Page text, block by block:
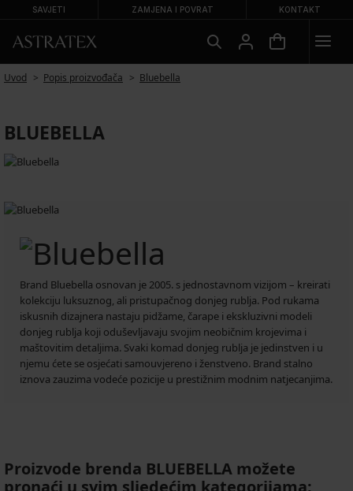
SAVJETI ZAMJENA I POVRAT KONTAKT
Uvod Popis proizvođača Bluebella
BLUEBELLA
Brand Bluebella osnovan je 2005. s jednostavnom vizijom – kreirati
kolekciju luksuznog, ali pristupačnog donjeg rublja. Pod rukama
iskusnih dizajnera nastaju pidžame, čarape i ekskluzivni modeli
donjeg rublja koji oduševljavaju svojim neobičnim krojevima i
maštovitim detaljima. Svaki komad donjeg rublja je jedinstven i u
njemu ćete se osjećati samouvjereno i ženstveno. Brand stalno
iznova zauzima vodeće pozicije u prestižnim modnim natjecanjima.
Proizvode brenda BLUEBELLA možete
pronaći u svim sljedećim kategorijama: